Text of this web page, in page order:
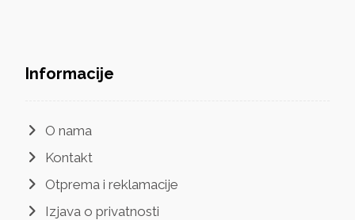
Informacije
O nama
Kontakt
Otprema i reklamacije
Izjava o privatnosti